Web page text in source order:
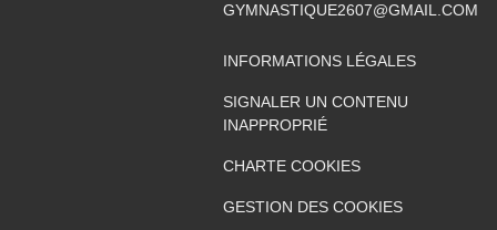
GYMNASTIQUE2607@GMAIL.COM
INFORMATIONS LÉGALES
SIGNALER UN CONTENU
INAPPROPRIÉ
CHARTE COOKIES
GESTION DES COOKIES